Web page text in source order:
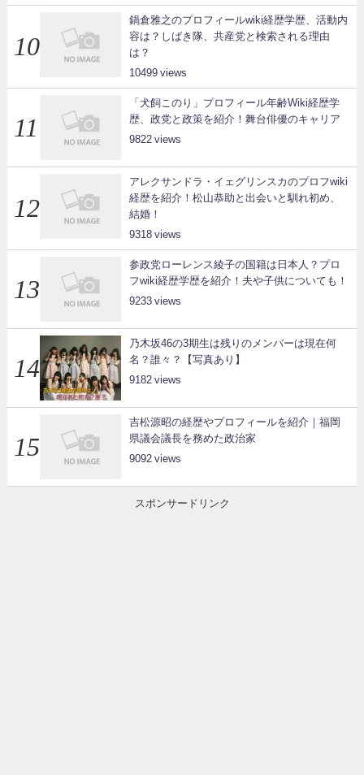
鍋倉雅之のプロフィールwiki経歴学歴、活動内
容は？しばき隊、共産党と検索される理由
は？
10499
「犬飼このり」プロフィール年齢Wiki経歴学
歴、政党と政策を紹介！舞台俳優のキャリア
9822
アレクサンドラ・イェグリンスカのプロフwiki
経歴を紹介！松山恭助と出会いと馴れ初め、
結婚！
9318
参政党ローレンス綾子の国籍は日本人？プロ
フwiki経歴学歴を紹介！夫や子供についても！
9233
乃木坂46の3期生は残りのメンバーは現在何
名？誰々？【写真あり】
9182
吉松源昭の経歴やプロフィールを紹介｜福岡
県議会議長を務めた政治家
9092
スポンサードリンク